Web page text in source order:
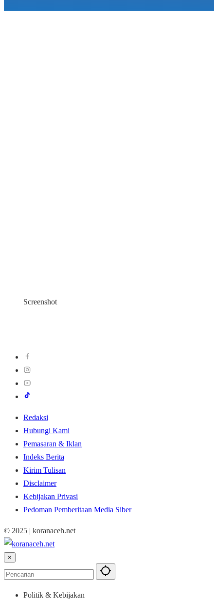
Screenshot
Redaksi
Hubungi Kami
Pemasaran & Iklan
Indeks Berita
Kirim Tulisan
Disclaimer
Kebijakan Privasi
Pedoman Pemberitaan Media Siber
© 2025 | koranaceh.net
×
Politik & Kebijakan